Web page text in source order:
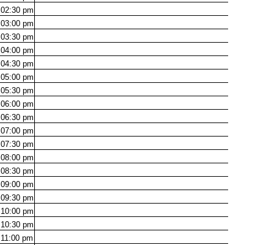
02:30 pm
03:00 pm
03:30 pm
04:00 pm
04:30 pm
05:00 pm
05:30 pm
06:00 pm
06:30 pm
07:00 pm
07:30 pm
08:00 pm
08:30 pm
09:00 pm
09:30 pm
10:00 pm
10:30 pm
11:00 pm